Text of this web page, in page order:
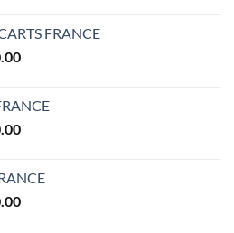
through
€850.00
FRANCE
Price
through
€850.00
Price
through
€850.00
Price